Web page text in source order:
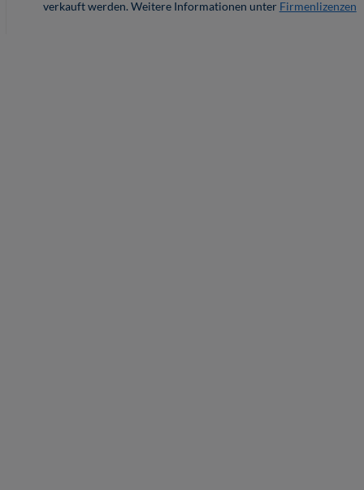
verkauft werden. Weitere Informationen unter Firmenlizenzen